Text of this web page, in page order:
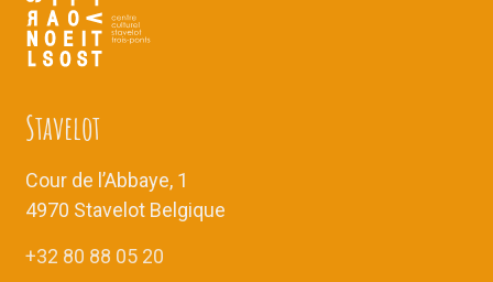
Stavelot
Cour de l’Abbaye, 1
4970 Stavelot Belgique
+32 80 88 05 20